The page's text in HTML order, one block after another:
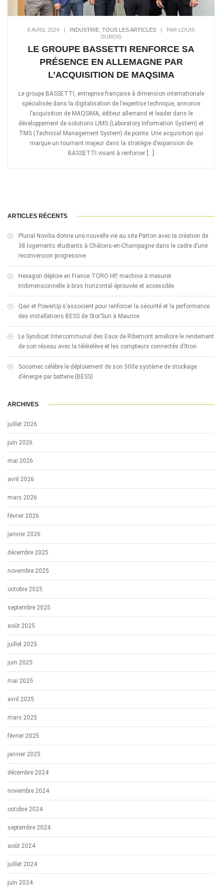
8 AVRIL 2024 INDUSTRIE, TOUS LES ARTICLES
PAR LOUIS
DUBOIS
LE GROUPE BASSETTI RENFORCE SA
PRÉSENCE EN ALLEMAGNE PAR
L’ACQUISITION DE MAQSIMA
Le groupe BASSETTI, entreprise française à dimension internationale
spécialisée dans la digitalisation de l’expertise technique, annonce
l’acquisition de MAQSIMA, éditeur allemand et leader dans le
développement de solutions LIMS (Laboratory Information System) et
TMS (Technical Management System) de pointe. Une acquisition qui
marque un tournant majeur dans la stratégie d’expansion de
BASSETTI visant à renforcer […]
ARTICLES RÉCENTS
Plurial Novilia donne une nouvelle vie au site Patton avec la création de
38 logements étudiants à Châlons-en-Champagne dans le cadre d’une
reconversion progressive
Hexagon déploie en France TORO HP, machine à mesurer
tridimensionnelle à bras horizontal éprouvée et accessible
Qair et PowerUp s’associent pour renforcer la sécurité et la performance
des installations BESS de Stor’Sun à Maurice
Le Syndicat Intercommunal des Eaux de Ribemont améliore le rendement
de son réseau avec la télérelève et les compteurs connectés d’Itron
Socomec célèbre le déploiement de son 500e système de stockage
d’énergie par batterie (BESS)
ARCHIVES
juillet 2026
juin 2026
mai 2026
avril 2026
mars 2026
février 2026
janvier 2026
décembre 2025
novembre 2025
octobre 2025
septembre 2025
août 2025
juillet 2025
juin 2025
mai 2025
avril 2025
mars 2025
février 2025
janvier 2025
décembre 2024
novembre 2024
octobre 2024
septembre 2024
août 2024
juillet 2024
juin 2024